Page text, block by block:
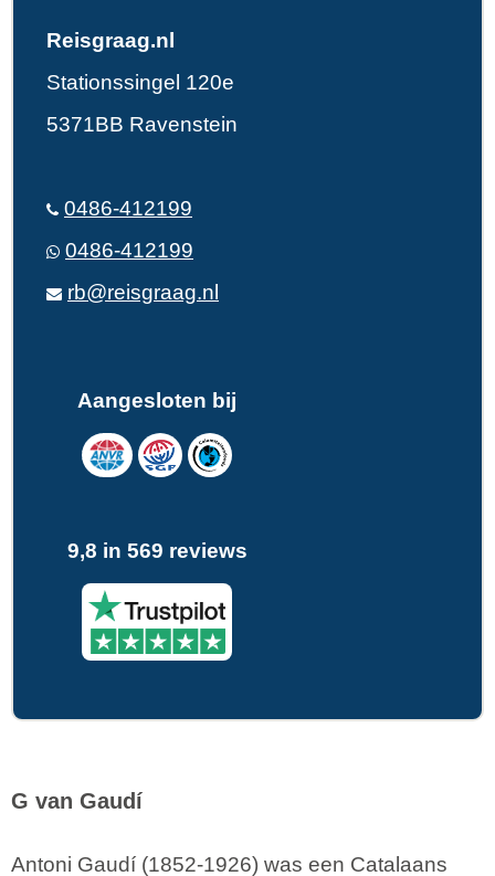
Reisgraag.nl
Stationssingel 120e
5371BB Ravenstein
0486-412199
0486-412199
rb@reisgraag.nl
Aangesloten bij
9,8 in 569 reviews
G van Gaudí
Antoni Gaudí (1852-1926) was een Catalaans